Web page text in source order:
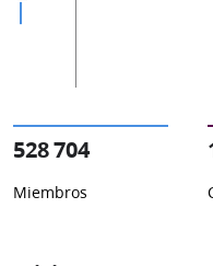
528 704
Miembros